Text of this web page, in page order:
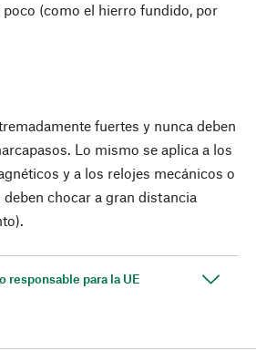
poco (como el hierro fundido, por
fuertes y nunca deben
Lo mismo se aplica a los
y a los relojes mecánicos o
chocar a gran distancia
responsable para la UE